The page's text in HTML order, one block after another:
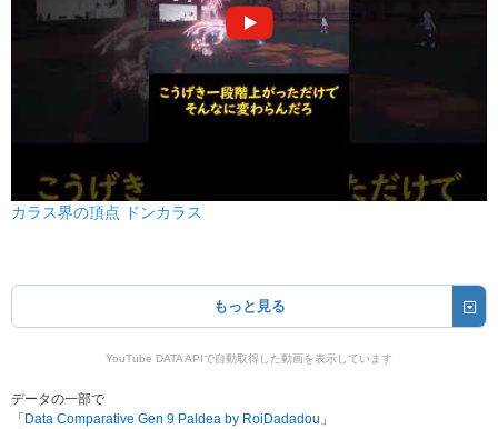
カラス界の頂点 ドンカラス
もっと見る
YouTube DATA APIで自動取得した動画を表示しています
データの一部で
「 Data Comparative Gen 9 Paldea by RoiDadadou 」